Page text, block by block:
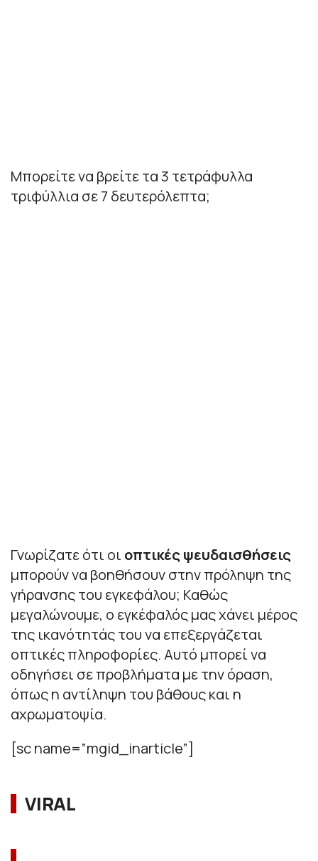
Μπορείτε να βρείτε τα 3 τετράφυλλα
τριφύλλια σε 7 δευτερόλεπτα;
Γνωρίζατε ότι οι οπτικές ψευδαισθήσεις
μπορούν να βοηθήσουν στην πρόληψη της
γήρανσης του εγκεφάλου; Καθώς
μεγαλώνουμε, ο εγκέφαλός μας χάνει μέρος
της ικανότητάς του να επεξεργάζεται
οπτικές πληροφορίες. Αυτό μπορεί να
οδηγήσει σε προβλήματα με την όραση,
όπως η αντίληψη του βάθους και η
αχρωματοψία.
[sc name=”mgid_inarticle”]
VIRAL